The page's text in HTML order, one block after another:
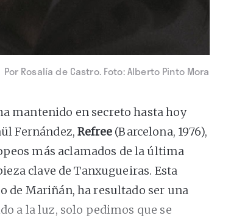
Por Rosalía de Castro. Foto: Alberto Pinto Mora
mantenido en secreto hasta hoy
Fernández,Refree (Barcelona, 1976),
más aclamados de la última
clave de Tanxugueiras. Esta
de Mariñán, ha resultado ser una
a la luz, solo pedimos que se